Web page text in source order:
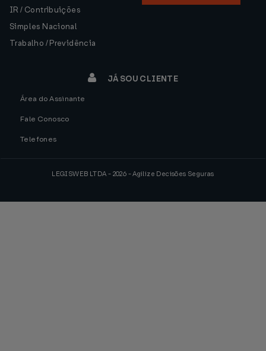
IR / Contribuições
Simples Nacional
Trabalho / Previdência
JÁ SOU CLIENTE
Área do Assinante
Fale Conosco
Telefones
LEGISWEB LTDA - 2026 - Agilize Decisões Seguras